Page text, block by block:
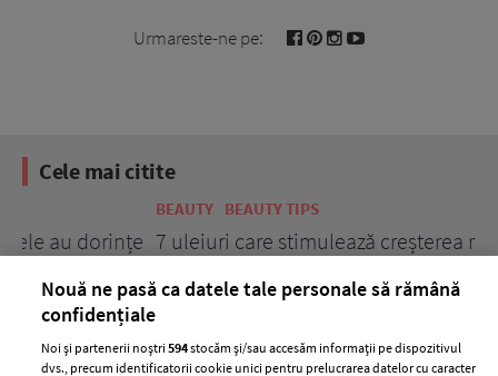
Urmareste-ne pe:
Cele mai citite
BEAUTY TIPS
7 uleiuri care stimulează creșterea rapidă a
Nouă ne pasă ca datele tale personale să rămână
confidențiale
Noi și partenerii noștri594stocăm și/sau accesăm informații pe dispozitivul
dvs., precum identificatorii cookie unici pentru prelucrarea datelor cu caracter